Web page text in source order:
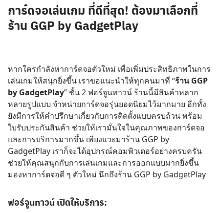
การ์ดจอเล่นเกม ที่ดีที่สุด! ต้องมาเลือกที่
ร้าน GGP by GadgetPlay
หากใครกำลังหาการ์ดจอตัวใหม่ เพื่อเพิ่มประสิทธิภาพในการ
เล่นเกมให้สนุกยิ่งขึ้น เราขอแนะนำให้ทุกคนมาที่ “ร้าน GGP
by GadgetPlay” ชั้น 2 ฟอร์จูนทาวน์ ร้านนี้มีสินค้าหลาก
หลายรูปแบบ จำหน่ายการ์ดจอรุ่นยอดนิยมไว้มากมาย อีกทั้ง
ยังมีการให้คำปรึกษาเกี่ยวกับการติดตั้งแบบครบถ้วน พร้อม
ใบรับประกันสินค้า ช่วยให้เรามั่นใจในคุณภาพของการ์ดจอ
และการบริการมากขึ้น เพียงแวะมาร้าน GGP by
GadgetPlay เราก็จะได้อุปกรณ์คอมพิวเตอร์อย่างครบครัน
ช่วยให้คุณสนุกกับการเล่นเกมและการออกแบบมากยิ่งขึ้น
มองหาการ์ดจอดี ๆ ตัวใหม่ นึกถึงร้าน GGP by GadgetPlay
ฟอร์จูนทาวน์ เปิดให้บริการ: